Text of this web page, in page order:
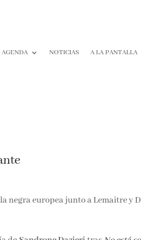
AGENDA NOTICIAS A LA PANTALLA
negra europea junto a Lemaitre y